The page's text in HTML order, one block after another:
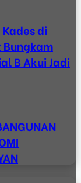
di
Bungkam
B Akui Jadi